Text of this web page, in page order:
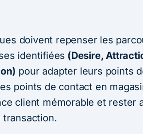
doivent repenser les
identifiées (Desire,
pour adapter leurs points
points de contact en
client mémorable et rester
transaction.